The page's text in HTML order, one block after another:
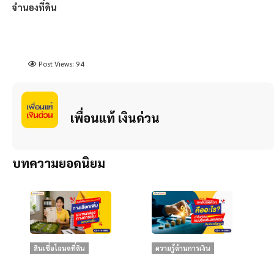
จำนองที่ดิน
Post Views: 94
เพื่อนแท้ เงินด่วน
บทความยอดนิยม
สินเชื่อโฉนดที่ดิน ความรู้ด้านการเงิน